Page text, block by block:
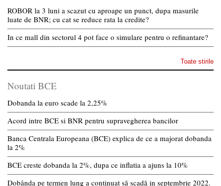
ROBOR la 3 luni a scazut cu aproape un punct, dupa masurile
luate de BNR; cu cat se reduce rata la credite?
In ce mall din sectorul 4 pot face o simulare pentru o refinantare?
Toate stirile
Noutati BCE
Dobanda la euro scade la 2,25%
Acord intre BCE si BNR pentru supravegherea bancilor
Banca Centrala Europeana (BCE) explica de ce a majorat dobanda
la 2%
BCE creste dobanda la 2%, dupa ce inflatia a ajuns la 10%
Dobânda pe termen lung a continuat să scadă in septembrie 2022.